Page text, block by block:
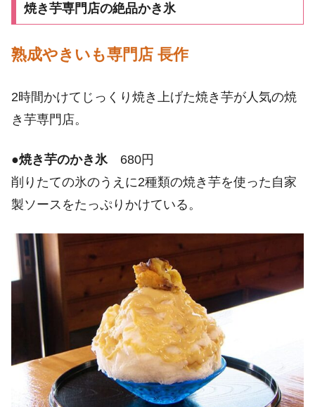
焼き芋専門店の絶品かき氷
熟成やきいも専門店 長作
2時間かけてじっくり焼き上げた焼き芋が人気の焼
き芋専門店。
●焼き芋のかき氷680円
削りたての氷のうえに2種類の焼き芋を使った自家
製ソースをたっぷりかけている。